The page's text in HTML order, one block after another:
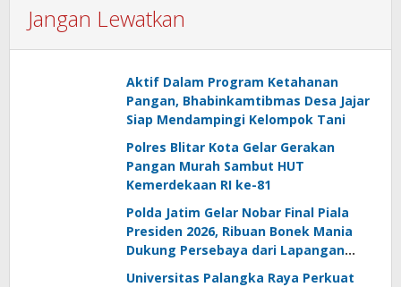
Jangan Lewatkan
Aktif Dalam Program Ketahanan
Pangan, Bhabinkamtibmas Desa Jajar
Siap Mendampingi Kelompok Tani
Polres Blitar Kota Gelar Gerakan
Pangan Murah Sambut HUT
Kemerdekaan RI ke-81
Polda Jatim Gelar Nobar Final Piala
Presiden 2026, Ribuan Bonek Mania
Dukung Persebaya dari Lapangan
Mapolda
Universitas Palangka Raya Perkuat